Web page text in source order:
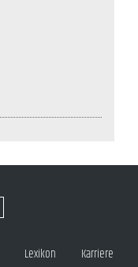
Lexikon Karriere